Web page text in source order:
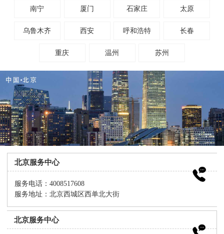
南宁 厦门 石家庄 太原
乌鲁木齐 西安 呼和浩特 长春
重庆 温州 苏州
北京服务中心
服务电话：4008517608
服务地址：北京西城区西单北大街
北京服务中心